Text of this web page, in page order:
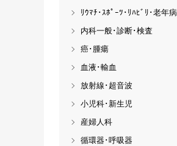
ﾘｳﾏﾁ･ｽﾎﾟｰﾂ･ﾘﾊﾋﾞﾘ･老年病
内科一般･診断･検査
癌･腫瘍
血液･輸血
放射線･超音波
小児科･新生児
産婦人科
循環器･呼吸器